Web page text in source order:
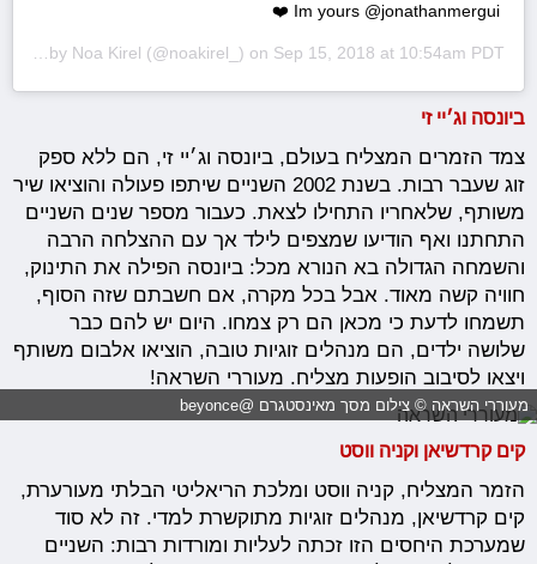
Im yours @jonathanmergui ❤️
A post shared by Noa Kirel (@noakirel_) on Sep 15, 2018 at 10:54am PDT
ביונסה וג׳יי זי
צמד הזמרים המצליח בעולם, ביונסה וג׳יי זי, הם ללא ספק
זוג שעבר רבות. בשנת 2002 השניים שיתפו פעולה והוציאו שיר
משותף, שלאחריו התחילו לצאת. כעבור מספר שנים השניים
התחתנו ואף הודיעו שמצפים לילד אך עם ההצלחה הרבה
והשמחה הגדולה בא הנורא מכל: ביונסה הפילה את התינוק,
חוויה קשה מאוד. אבל בכל מקרה, אם חשבתם שזה הסוף,
תשמחו לדעת כי מכאן הם רק צמחו. היום יש להם כבר
שלושה ילדים, הם מנהלים זוגיות טובה, הוציאו אלבום משותף
ויצאו לסיבוב הופעות מצליח. מעוררי השראה!
מעוררי השראה © צילום מסך מאינסטגרם @beyonce
קים קרדשיאן וקניה ווסט
הזמר המצליח, קניה ווסט ומלכת הריאליטי הבלתי מעורערת,
קים קרדשיאן, מנהלים זוגיות מתוקשרת למדי. זה לא סוד
שמערכת היחסים הזו זכתה לעליות ומורדות רבות: השניים